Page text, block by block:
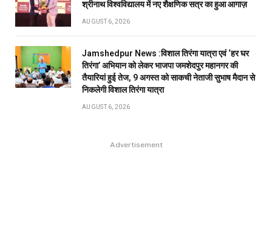
श्रीनाथ विश्वविद्यालय में नए शैक्षणिक सत्र का हुआ आगाज़
AUGUST 6, 2026
Jamshedpur News :विशाल तिरंगा यात्रा एवं ‘हर घर
तिरंगा’ अभियान को लेकर भाजपा जमशेदपुर महानगर की
तैयारियां हुई तेज, 9 अगस्त को साकची नेताजी सुभाष मैदान से
निकलेगी विशाल तिरंगा यात्रा
AUGUST 6, 2026
Advertisement